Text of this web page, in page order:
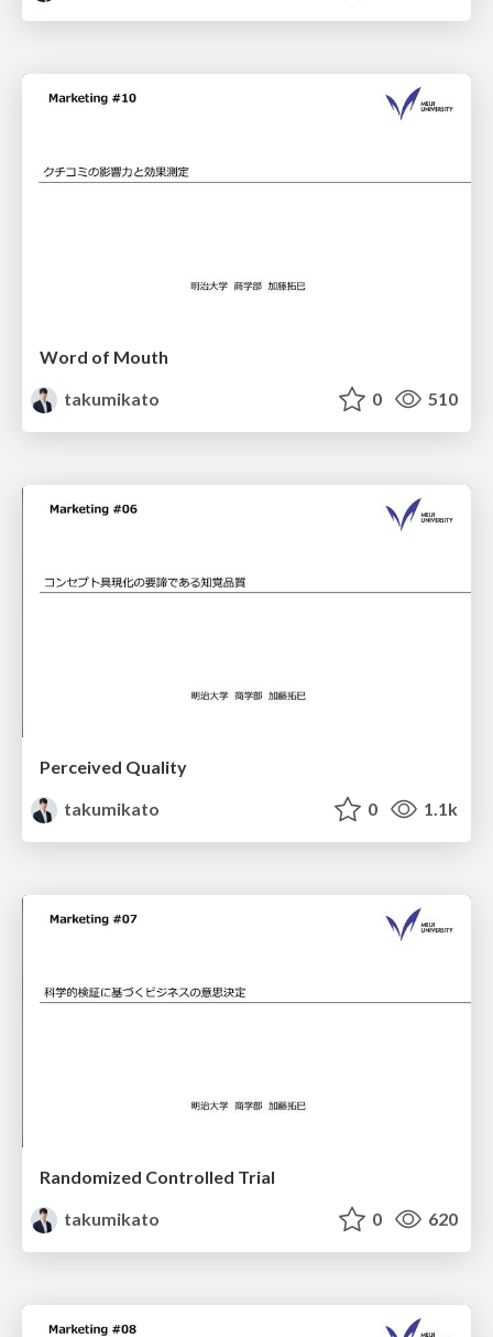
Word of Mouth
takumikato
0 510
Perceived Quality
takumikato
0 1.1k
Randomized Controlled Trial
takumikato
0 620